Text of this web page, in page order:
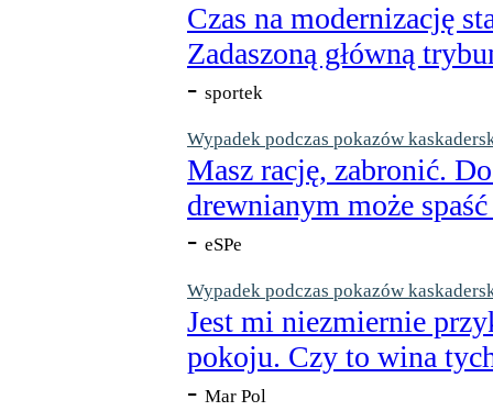
Czas na modernizację
Zadaszoną główną
- sportek
Wypadek podczas pokazów
Masz rację, zabronić.
drewnianym może
- eSPe
Wypadek podczas pokazów
Jest mi niezmiernie
pokoju. Czy to wina
- Mar Pol